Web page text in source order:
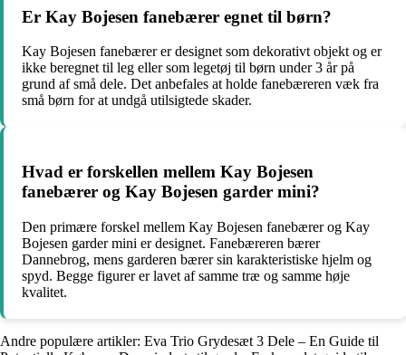
Er Kay Bojesen fanebærer egnet til børn?
Kay Bojesen fanebærer er designet som dekorativt objekt og er
ikke beregnet til leg eller som legetøj til børn under 3 år på
grund af små dele. Det anbefales at holde fanebæreren væk fra
små børn for at undgå utilsigtede skader.
Hvad er forskellen mellem Kay Bojesen
fanebærer og Kay Bojesen garder mini?
Den primære forskel mellem Kay Bojesen fanebærer og Kay
Bojesen garder mini er designet. Fanebæreren bærer
Dannebrog, mens garderen bærer sin karakteristiske hjelm og
spyd. Begge figurer er lavet af samme træ og samme høje
kvalitet.
Andre populære artikler: Eva Trio Grydesæt 3 Dele – En Guide til